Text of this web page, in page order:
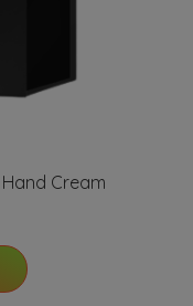
Cream